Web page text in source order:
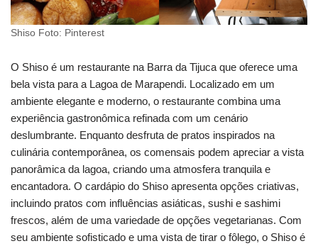
Shiso Foto: Pinterest
O Shiso é um restaurante na Barra da Tijuca que oferece uma
bela vista para a Lagoa de Marapendi. Localizado em um
ambiente elegante e moderno, o restaurante combina uma
experiência gastronômica refinada com um cenário
deslumbrante. Enquanto desfruta de pratos inspirados na
culinária contemporânea, os comensais podem apreciar a vista
panorâmica da lagoa, criando uma atmosfera tranquila e
encantadora. O cardápio do Shiso apresenta opções criativas,
incluindo pratos com influências asiáticas, sushi e sashimi
frescos, além de uma variedade de opções vegetarianas. Com
seu ambiente sofisticado e uma vista de tirar o fôlego, o Shiso é